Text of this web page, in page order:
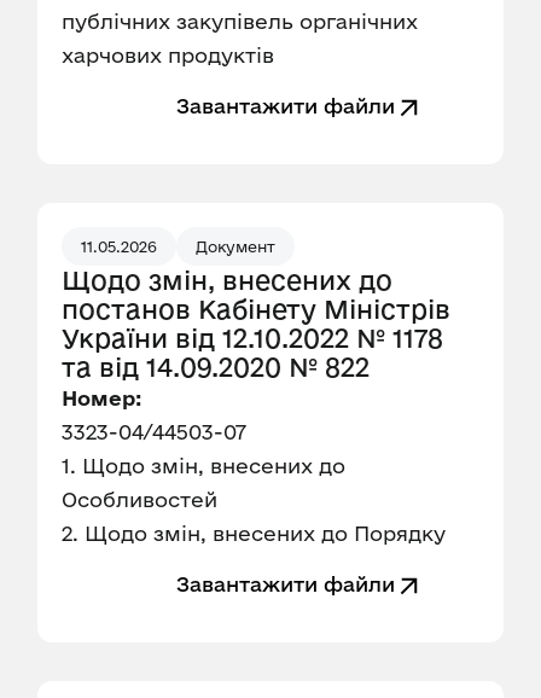
публічних закупівель органічних
харчових продуктів
Завантажити файли
11.05.2026 Документ
Щодо змін, внесених до
постанов Кабінету Міністрів
України від 12.10.2022 № 1178
та від 14.09.2020 № 822
Номер:
3323-04/44503-07
1. Щодо змін, внесених до
Особливостей
2. Щодо змін, внесених до Порядку
Завантажити файли